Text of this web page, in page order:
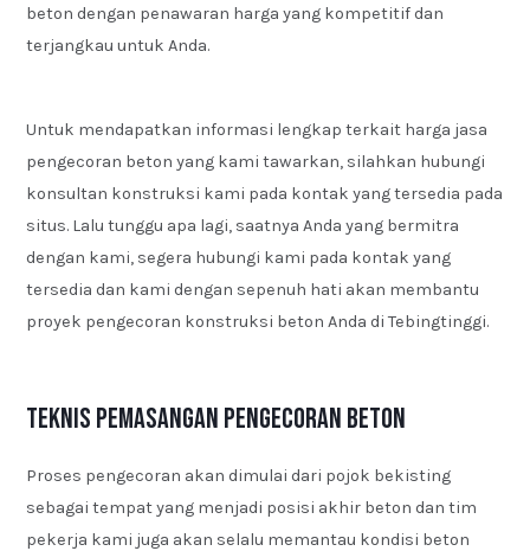
beton dengan penawaran harga yang kompetitif dan
terjangkau untuk Anda.
Untuk mendapatkan informasi lengkap terkait harga jasa
pengecoran beton yang kami tawarkan, silahkan hubungi
konsultan konstruksi kami pada kontak yang tersedia pada
situs. Lalu tunggu apa lagi, saatnya Anda yang bermitra
dengan kami, segera hubungi kami pada kontak yang
tersedia dan kami dengan sepenuh hati akan membantu
proyek pengecoran konstruksi beton Anda di Tebingtinggi.
Teknis Pemasangan Pengecoran Beton
Proses pengecoran akan dimulai dari pojok bekisting
sebagai tempat yang menjadi posisi akhir beton dan tim
pekerja kami juga akan selalu memantau kondisi beton